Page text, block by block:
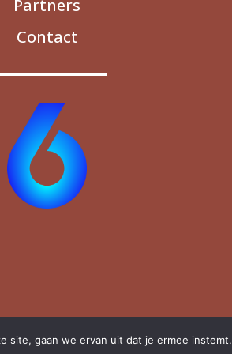
Partners
Contact
site, gaan we ervan uit dat je ermee instemt.